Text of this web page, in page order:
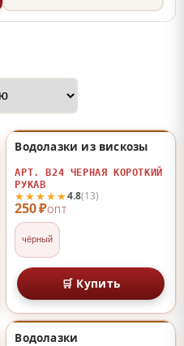
250 ₽ОПТ
★★★★★4.8(13)
Водолазки из вискозы
АРТ. В24 ЧЕРНАЯ КОРОТКИЙ
РУКАВ
чёрный
🛒 Купить
Водолазки